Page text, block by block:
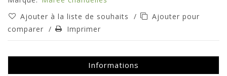
Ajouter à la liste de souhaits
/
Ajouter pour
comparer / Imprimer
Informations